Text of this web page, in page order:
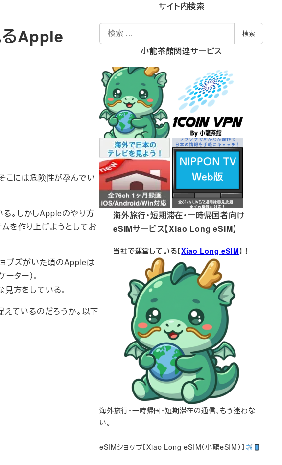
るApple
こには危険性が孕んでい
る。しかしAppleのやり方
を作り上げようとしてお
ブズがいた頃のAppleは
ター）。
方をしている。
ているのだろうか。以下
サイト内検索
索
検索
小龍茶館関連サービス
海外旅行・短期滞在・一時帰国者向け
eSIMサービス【Xiao Long eSIM】
当社で運営している【Xiao Long eSIM】！
海外旅行・一時帰国・短期滞在の通信、もう迷わな
い。
eSIMショップ【Xiao Long eSIM（小龍eSIM）】